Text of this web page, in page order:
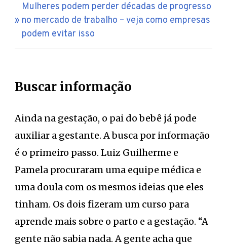
Mulheres podem perder décadas de progresso
no mercado de trabalho – veja como empresas
podem evitar isso
Buscar informação
Ainda na gestação, o pai do bebê já pode
auxiliar a gestante. A busca por informação
é o primeiro passo. Luiz Guilherme e
Pamela procuraram uma equipe médica e
uma doula com os mesmos ideias que eles
tinham. Os dois fizeram um curso para
aprende mais sobre o parto e a gestação. “A
gente não sabia nada. A gente acha que